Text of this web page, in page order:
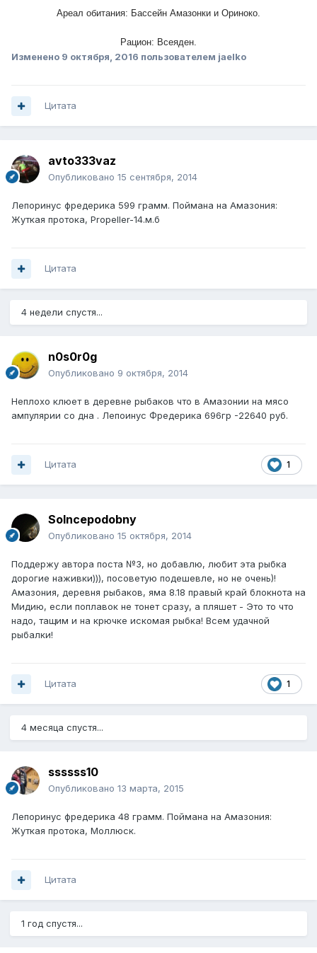
Ареал обитания: Бассейн Амазонки и Ориноко.
Рацион: Всеяден.
Изменено 9 октября, 2016 пользователем jaelko
Цитата
avto333vaz
Опубликовано 15 сентября, 2014
Лепоринус фредерика 599 грамм. Поймана на Амазония:
Жуткая протока, Propeller-14.м.б
Цитата
4 недели спустя...
n0s0r0g
Опубликовано 9 октября, 2014
Неплохо клюет в деревне рыбаков что в Амазонии на мясо
ампулярии со дна . Лепоинус Фредерика 696гр -22640 руб.
1
Цитата
Solncepodobny
Опубликовано 15 октября, 2014
Поддержу автора поста №3, но добавлю, любит эта рыбка
дорогие наживки))), посоветую подешевле, но не очень)!
Амазония, деревня рыбаков, яма 8.18 правый край блокнота на
Мидию, если поплавок не тонет сразу, а пляшет - Это то что
надо, тащим и на крючке искомая рыбка! Всем удачной
рыбалки!
1
Цитата
4 месяца спустя...
ssssss10
Опубликовано 13 марта, 2015
Лепоринус фредерика 48 грамм. Поймана на Амазония:
Жуткая протока, Моллюск.
Цитата
1 год спустя...